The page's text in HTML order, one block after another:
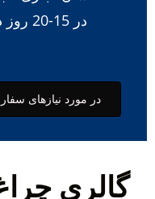
در مورد نیازهای
گالری